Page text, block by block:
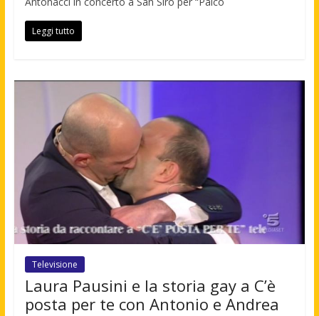
Leggi tutto
Televisione
Laura Pausini e la storia gay a C’è
posta per te con Antonio e Andrea